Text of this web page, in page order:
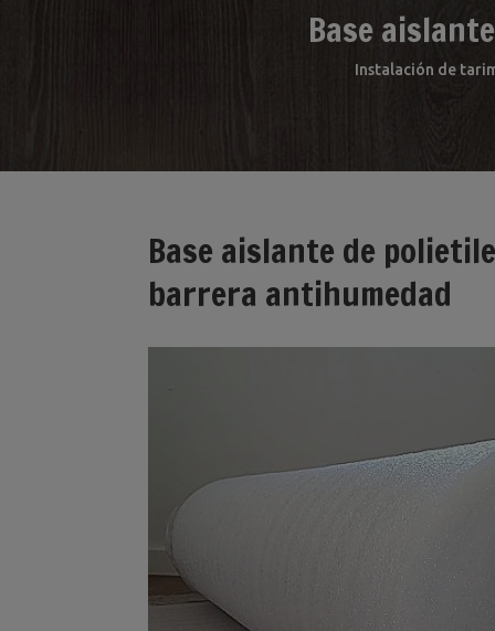
Base
Instalación de
Base aislante de
barrera antihumedad